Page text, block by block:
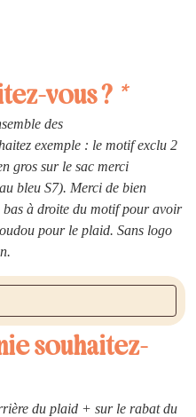
vous ? *
des
exemple : le motif exclu 2
gros sur le sac merci
bleu S7). Merci de bien
à droite du motif pour avoir
pour le plaid. Sans logo
souhaitez-
du plaid + sur le rabat du